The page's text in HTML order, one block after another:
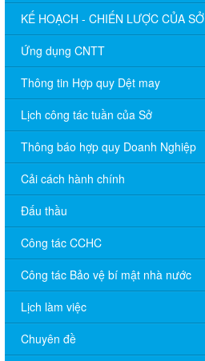
KẾ HOẠCH - CHIẾN LƯỢC CỦA SỞ
Ứng dụng CNTT
Thông tin Hợp quy Dệt may
Lịch công tác tuần của Sở
Thông báo hợp quy Doanh Nghiệp
Cải cách hành chính
Đấu thầu
Công tác CCHC
Công tác Bảo vệ bí mật nhà nước
Lịch làm việc
Chuyên đề